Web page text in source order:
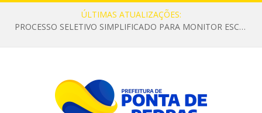
ÚLTIMAS ATUALIZAÇÕES:
PROCESSO SELETIVO SIMPLIFICADO PARA MONITOR ESCOLAR